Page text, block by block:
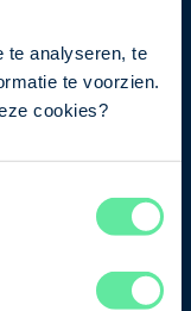
te analyseren, te
te voorzien.
cookies?